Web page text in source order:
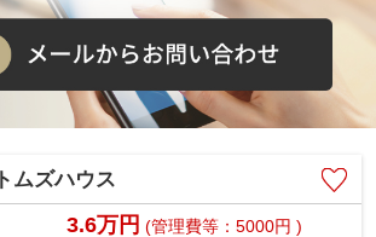
トムズハウス
3.6万円 (管理費等：5000円 )